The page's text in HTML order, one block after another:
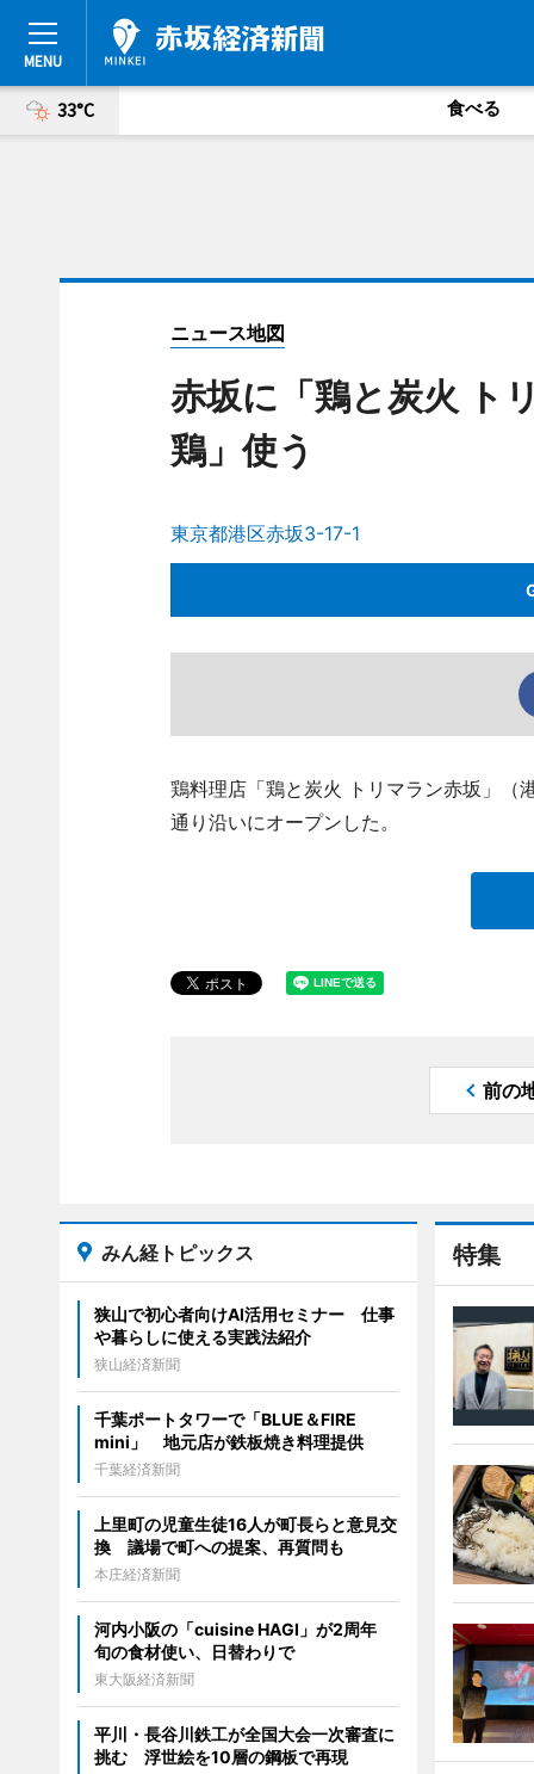
33°C 食べる
ニュース地図
赤坂に「鶏と炭火 ト
鶏」使う
東京都港区赤坂3-17-1
鶏料理店「鶏と炭火 トリマラン赤坂」
通り沿いにオープンした。
前の
特集
みん経トピックス
狭山で初心者向けAI活用セミナー 仕事
や暮らしに使える実践法紹介
狭山経済新聞
千葉ポートタワーで「BLUE＆FIRE
mini」 地元店が鉄板焼き料理提供
千葉経済新聞
上里町の児童生徒16人が町長らと意見交
換 議場で町への提案、再質問も
本庄経済新聞
河内小阪の「cuisine HAGI」が2周年
旬の食材使い、日替わりで
東大阪経済新聞
平川・長谷川鉄工が全国大会一次審査に
挑む 浮世絵を10層の鋼板で再現